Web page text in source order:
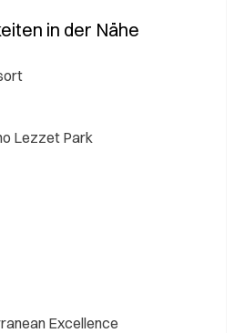
in der Nähe
Lezzet Park
Excellence